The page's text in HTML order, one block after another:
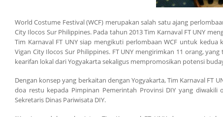
World Costume Festival (WCF) merupakan salah satu ajang
City Ilocos Sur Philippines. Pada tahun 2013 Tim Karnaval FT UNY
Tim Karnaval FT UNY siap mengikuti perlombaan WCF untuk
Vigan City Ilocos Sur Philippines. FT UNY mengirimkan 11 orang,
kearifan lokal dari Yogyakarta sekaligus mempromosikan potensi
Dengan konsep yang berkaitan dengan Yogyakarta, Tim Karnaval FT
doa restu kepada Pimpinan Pemerintah Provinsi DIY yang diwakili
Sekretaris Dinas Pariwisata DIY.